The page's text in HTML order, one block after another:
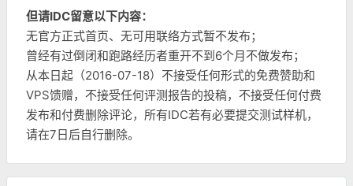
但请IDC留意以下内容：
无官方正式首页、无可用联络方式暂不发布；
曾经有过倒闭和跑路经历者重开不到6个月不做发布；
从本日起（2016-07-18）不接受任何形式的免费赞助和
VPS馈赠，不接受任何评测报告的投稿，不接受任何付费
发布和付费删除评论，所有IDC若有必要提交测试样机，
请在7日后自行删除。